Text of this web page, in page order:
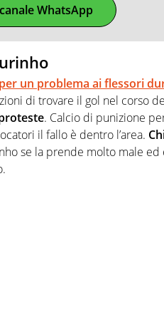
WhatsApp
un problema ai flessori
di trovare il gol nel corso
. Calcio di punizione
il fallo è dentro l’area.
se la prende molto male ed